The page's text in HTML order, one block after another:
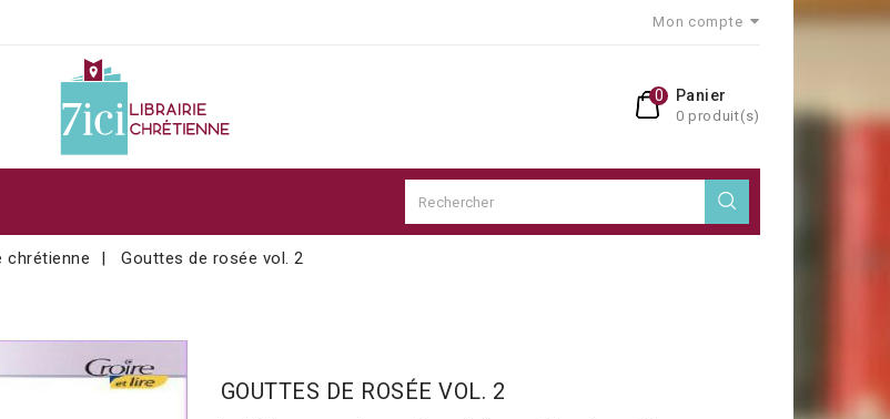
Mon compte
Panier
0 produit(s)
0
chrétienne Gouttes de rosée vol. 2
GOUTTES DE ROSÉE VOL. 2